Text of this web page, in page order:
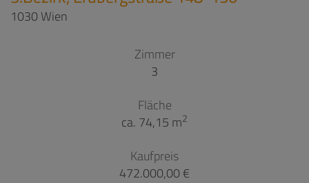
1030 Wien
Zimmer
3
Fläche
ca. 74,15 m2
Kaufpreis
472.000,00 €